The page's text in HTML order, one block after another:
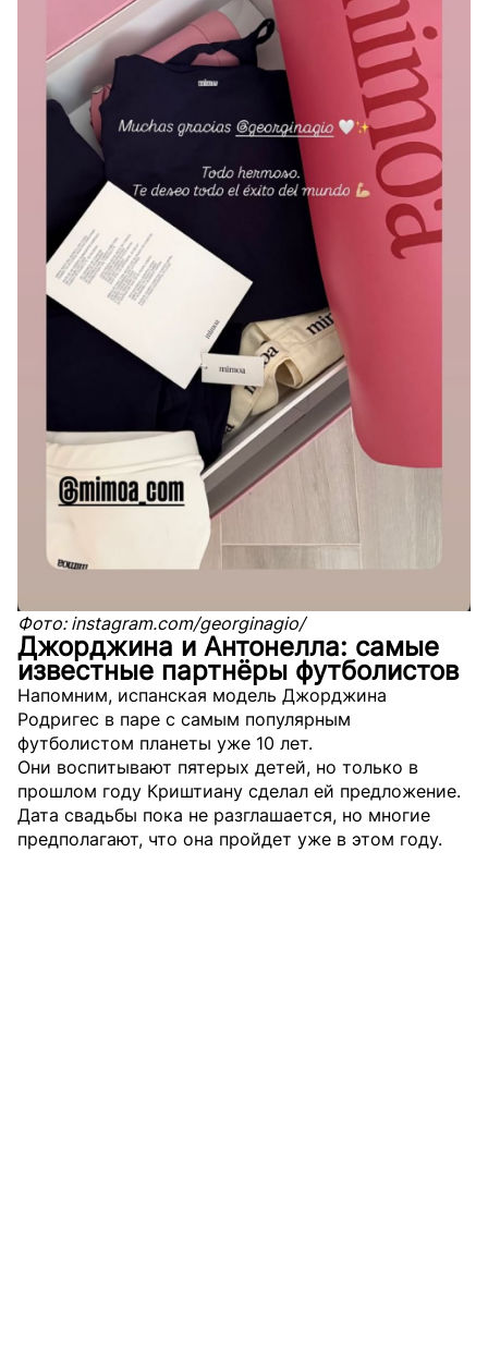
Фото: instagram.com/georginagio/
Джорджина и Антонелла: самые
известные партнёры футболистов
Напомним, испанская модель Джорджина
Родригес в паре с самым популярным
футболистом планеты уже 10 лет.
Они воспитывают пятерых детей, но только в
прошлом году Криштиану сделал ей предложение.
Дата свадьбы пока не разглашается, но многие
предполагают, что она пройдет уже в этом году.